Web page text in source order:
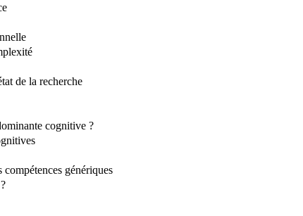
de la recherche
cognitive ?
génériques